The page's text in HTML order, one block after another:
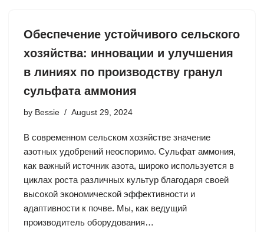
Обеспечение устойчивого сельского
хозяйства: инновации и улучшения
в линиях по производству гранул
сульфата аммония
by Bessie August 29, 2024
В современном сельском хозяйстве значение
азотных удобрений неоспоримо. Сульфат аммония,
как важный источник азота, широко используется в
циклах роста различных культур благодаря своей
высокой экономической эффективности и
адаптивности к почве. Мы, как ведущий
производитель оборудования…